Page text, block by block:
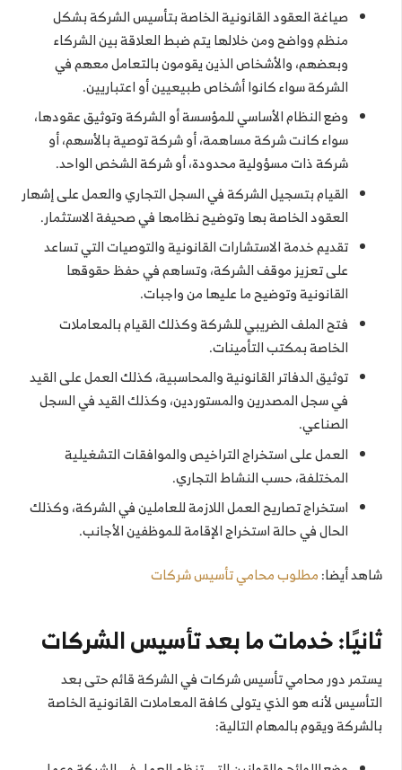
صياغة العقود القانونية الخاصة بتأسيس الشركة بشكل
منظم وواضح ومن خلالها يتم ضبط العلاقة بين الشركاء
وبعضهم، والأشخاص الذين يقومون بالتعامل معهم في
الشركة سواء كانوا أشخاص طبيعيين أو اعتباريين.
وضع النظام الأساسي للمؤسسة أو الشركة وتوثيق عقودها،
سواء كانت شركة مساهمة، أو شركة توصية بالأسهم، أو
شركة ذات مسؤولية محدودة، أو شركة الشخص الواحد.
القيام بتسجيل الشركة في السجل التجاري والعمل على إشهار
العقود الخاصة بها وتوضيح نظامها في صحيفة الاستثمار.
تقديم خدمة الاستشارات القانونية والتوصيات التي تساعد
على تعزيز موقف الشركة، وتساهم في حفظ حقوقها
القانونية وتوضيح ما عليها من واجبات.
فتح الملف الضريبي للشركة وكذلك القيام بالمعاملات
الخاصة بمكتب التأمينات.
توثيق الدفاتر القانونية والمحاسبية، كذلك العمل على القيد
في سجل المصدرين والمستوردين، وكذلك القيد في السجل
الصناعي.
العمل على استخراج التراخيص والموافقات التشغيلية
المختلفة، حسب النشاط التجاري.
استخراج تصاريح العمل اللازمة للعاملين في الشركة، وكذلك
الحال في حالة استخراج الإقامة للموظفين الأجانب.
شاهد أيضا:مطلوب محامي تأسيس شركات
ثانيًا: خدمات ما بعد تأسيس الشركات
يستمر دور محامي تأسيس شركات في الشركة قائم حتى بعد
التأسيس لأنه هو الذي يتولى كافة المعاملات القانونية الخاصة
بالشركة ويقوم بالمهام التالية: